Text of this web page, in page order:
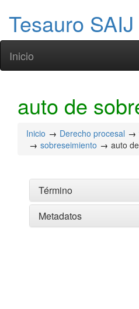
Tesauro SAIJ
Inicio
auto de
Inicio Derecho procesal
sobreseimiento
auto
Término
Metadatos